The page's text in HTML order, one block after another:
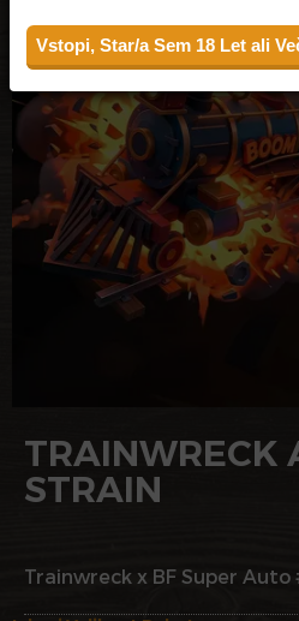
TRAINWRECK
STRAIN
Trainwreck x BF Super Auto
Vstopi, Star/a Sem 18 Let ali